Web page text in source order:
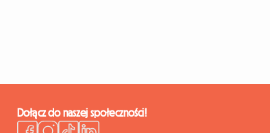
Dołącz do naszej społeczności!